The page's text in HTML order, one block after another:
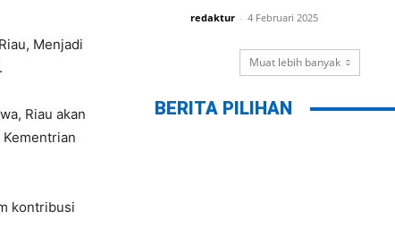
Menjadi
Riau akan
kontribusi
redaktur - 4 Februari 2025
Muat lebih banyak
BERITA PILIHAN